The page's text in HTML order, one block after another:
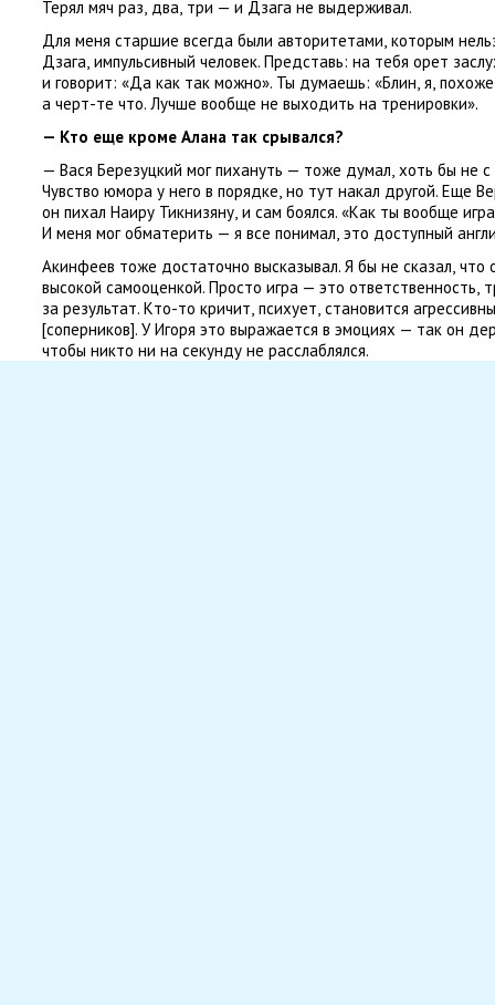
Терял мяч раз, два, три — и Дзага не выдерживал.
Для меня старшие всегда были авторитетами, которым
Дзага, импульсивный человек. Представь: на тебя орет
и говорит: «Да как так можно». Ты думаешь: «Блин, я, похоже
а черт-те что. Лучше вообще не выходить на тренировки».
— Кто еще кроме Алана так срывался?
— Вася Березуцкий мог пихануть — тоже думал, хоть бы не с
Чувство юмора у него в порядке, но тут накал другой. Еще
он пихал Наиру Тикнизяну, и сам боялся. «Как ты вообще
И меня мог обматерить — я все понимал, это доступный
Акинфеев тоже достаточно высказывал. Я бы не сказал, что
высокой самооценкой. Просто игра — это ответственность,
за результат. Кто-то кричит, психует, становится
[соперников]. У Игоря это выражается в эмоциях — так он
чтобы никто ни на секунду не расслаблялся.